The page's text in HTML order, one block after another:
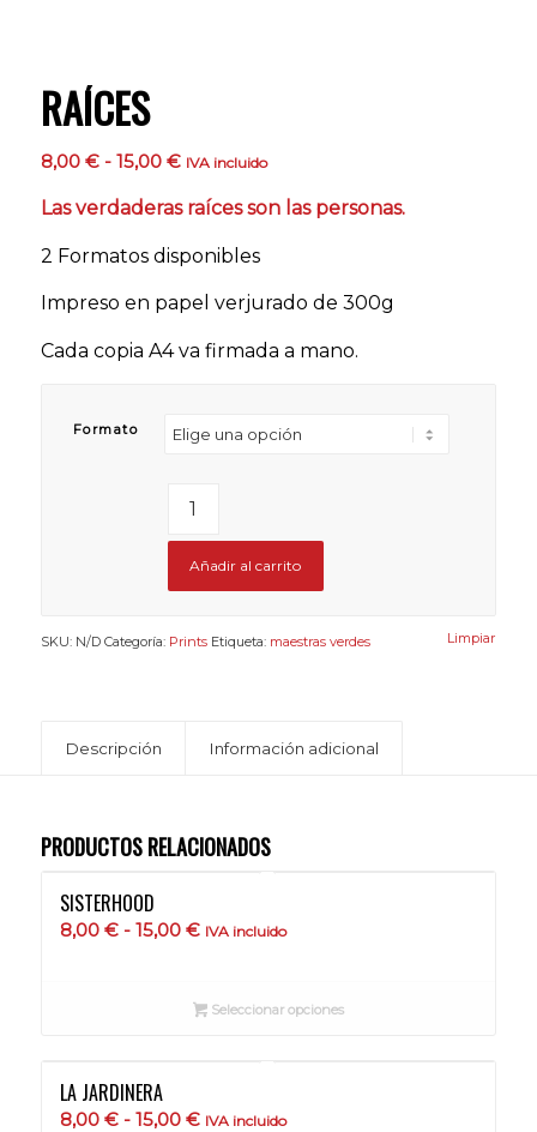
RAÍCES
8,00 € - 15,00 €Rango
precios:
desde
8,00 €
hasta
IVA incluido
Las verdaderas raíces son las personas.
2 Formatos disponibles
Impreso en papel verjurado de 300g
Cada copia A4 va firmada a mano.
Formato
Limpiar
Añadir al carrito
SKU: N/D Categoría: Prints Etiqueta: maestras verdes
Descripción Información adicional
PRODUCTOS RELACIONADOS
SISTERHOOD
8,00 € - 15,00 €Rango
desde
IVA incluido
Seleccionar opciones
LA JARDINERA
8,00 € - 15,00 €Rango
IVA incluido